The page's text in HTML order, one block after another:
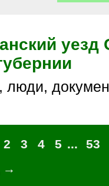
уезд
люди,
2 3 4 5 ...
53
→